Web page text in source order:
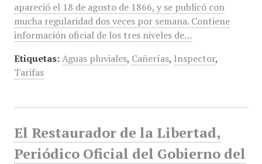
apareció el 18 de agosto de 1866, y se publicó con
mucha regularidad dos veces por semana. Contiene
información oficial de los tres niveles de…
Etiquetas: Aguas pluviales, Cañerías, Inspector,
Tarifas
El Restaurador de la Libertad,
Periódico Oficial del Gobierno del